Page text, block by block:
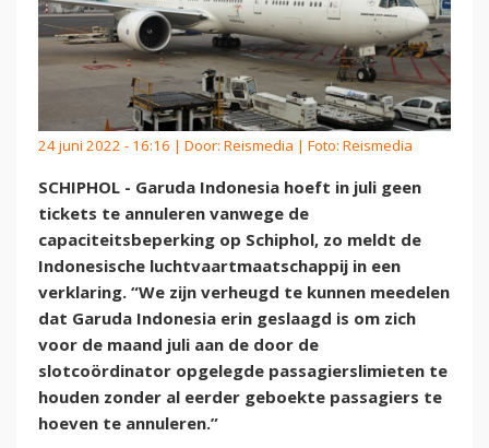
24 juni 2022 - 16:16 | Door: Reismedia | Foto: Reismedia
SCHIPHOL - Garuda Indonesia hoeft in juli geen
tickets te annuleren vanwege de
capaciteitsbeperking op Schiphol, zo meldt de
Indonesische luchtvaartmaatschappij in een
verklaring. “We zijn verheugd te kunnen meedelen
dat Garuda Indonesia erin geslaagd is om zich
voor de maand juli aan de door de
slotcoördinator opgelegde passagierslimieten te
houden zonder al eerder geboekte passagiers te
hoeven te annuleren.”